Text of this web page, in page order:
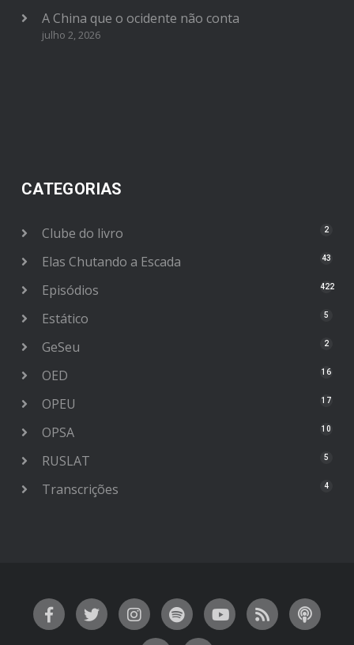
A China que o ocidente não conta
julho 2, 2026
CATEGORIAS
Clube do livro 2
Elas Chutando a Escada 43
Episódios 422
Estático 5
GeSeu 2
OED 16
OPEU 17
OPSA 10
RUSLAT 5
Transcrições 4